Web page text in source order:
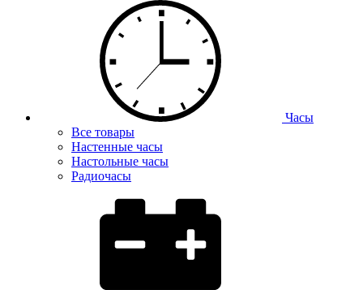
Часы
Все товары
Настенные часы
Настольные часы
Радиочасы